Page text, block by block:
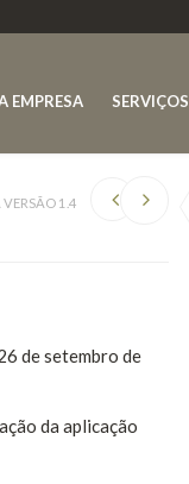
EMPRESA SERVIÇOS
1.4
de setembro de
da aplicação